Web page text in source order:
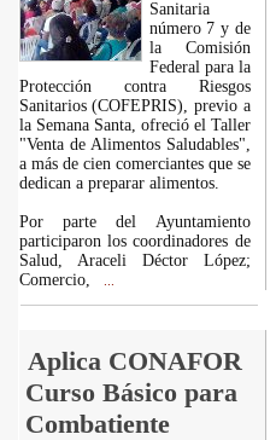
Sanitaria
número 7 y de
la Comisión
Federal para la
Protección contra Riesgos
Sanitarios (COFEPRIS), previo a
la Semana Santa, ofreció el Taller
"Venta de Alimentos Saludables",
a más de cien comerciantes que se
dedican a preparar alimentos.
Por parte del Ayuntamiento
participaron los coordinadores de
Salud, Araceli Déctor López;
Comercio,
Aplica CONAFOR
Curso Básico para
Combatiente